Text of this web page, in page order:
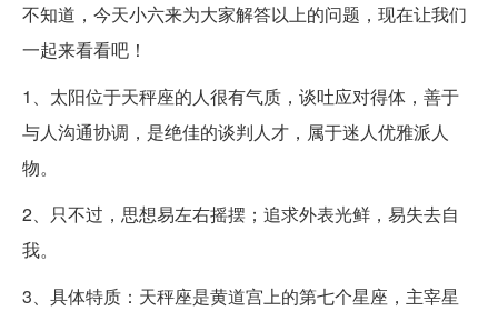
不知道，今天小六来为大家解答以上的问题，现在让我们
一起来看看吧！
1、太阳位于天秤座的人很有气质，谈吐应对得体，善于
与人沟通协调，是绝佳的谈判人才，属于迷人优雅派人
物。
2、只不过，思想易左右摇摆；追求外表光鲜，易失去自
我。
3、具体特质：天秤座是黄道宫上的第七个星座，主宰星